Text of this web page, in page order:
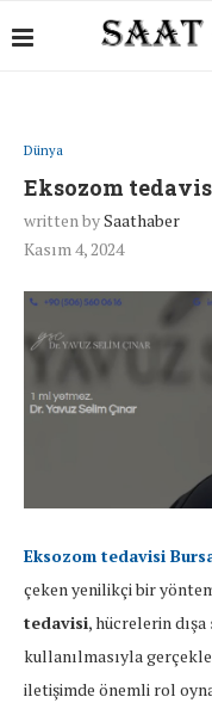
Dünya
Eksozom
written bySaathaber
Kasım 4, 2024
Eksozom tedavisi
çeken yenilikçi bir
tedavisi, hücrelerin
kullanılmasıyla
iletişimde önemli rol